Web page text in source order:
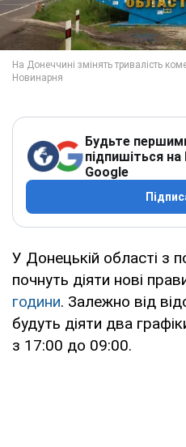
Будьте
підпишіться
Google
У Донецькій області з
почнуть діяти нові
години. Залежно від
будуть діяти два
з 17:00 до 09:00.